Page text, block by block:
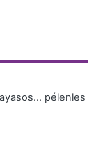
pélenles